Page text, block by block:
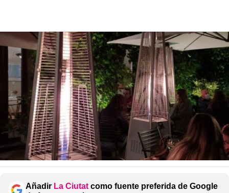
Añadir La Ciutat como fuente preferida de Google